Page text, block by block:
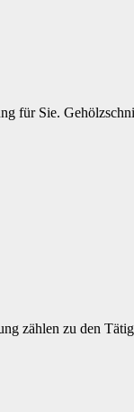
für Sie.
zählen zu den